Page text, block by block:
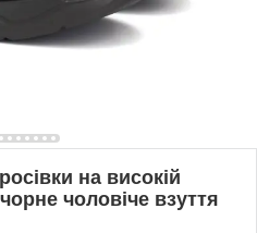
на високій
чоловіче взуття